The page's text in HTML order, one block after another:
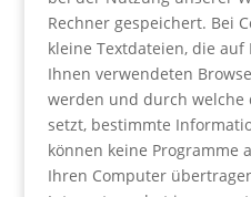
Rechner gespeichert. Bei
kleine Textdateien, die
Ihnen verwendeten
werden und durch welche
setzt, bestimmte
können keine Programme
Ihren Computer